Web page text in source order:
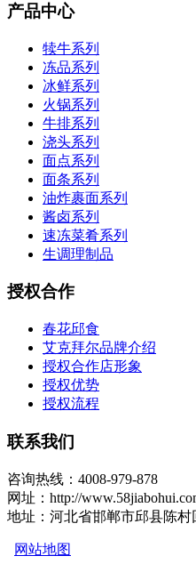
产品中心
犊牛系列
冻品系列
冰鲜系列
火锅系列
牛排系列
浇头系列
面点系列
面条系列
油炸裹面系列
酱卤系列
速冻菜肴系列
生调理制品
授权合作
春花邱食
艾克拜尔品牌介绍
授权合作店形象
授权优势
授权流程
联系我们
咨询热线：4008-979-878
网址：http://
地址：河北省邯郸市邱县陈村
网站地图